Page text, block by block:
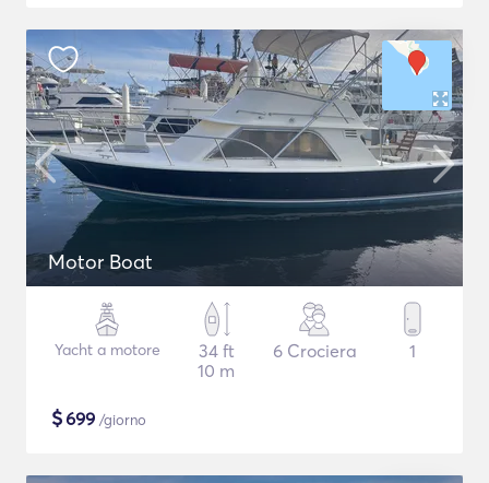
Motor Boat
Yacht a motore
34 ft
10 m
6 Crociera 1
$699 /giorno